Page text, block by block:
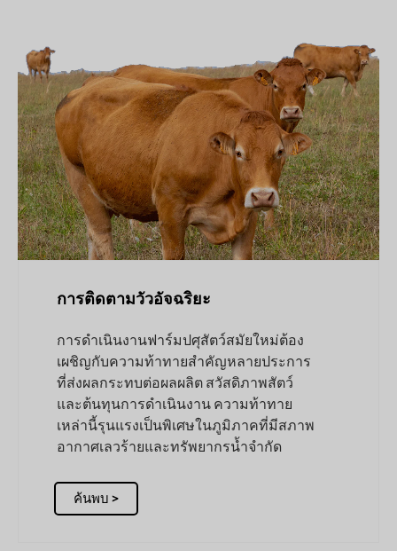
การติดตามวัวอัจฉริยะ
การดำเนินงานฟาร์มปศุสัตว์สมัยใหม่ต้อง
เผชิญกับความท้าทายสำคัญหลายประการ
ที่ส่งผลกระทบต่อผลผลิต สวัสดิภาพสัตว์
และต้นทุนการดำเนินงาน ความท้าทาย
เหล่านี้รุนแรงเป็นพิเศษในภูมิภาคที่มีสภาพ
อากาศเลวร้ายและทรัพยากรน้ำจำกัด
ค้นพบ >